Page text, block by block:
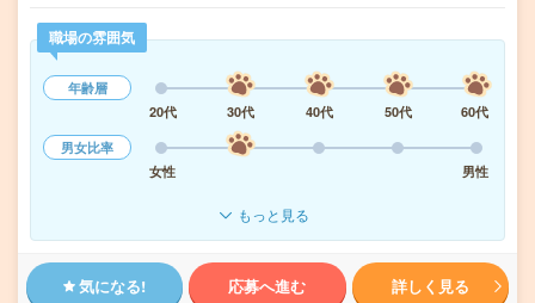
職場の雰囲気
年齢層
20代
30代 40代 50代
60代
男女比率
女性
男性
もっと見る
気になる! 応募へ進む 詳しく見る